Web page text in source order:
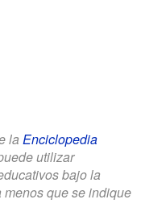
la Enciclopedia
utilizar
bajo la
menos que se indique